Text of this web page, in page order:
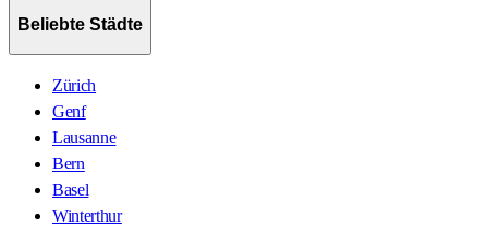
Beliebte Städte
Zürich
Genf
Lausanne
Bern
Basel
Winterthur